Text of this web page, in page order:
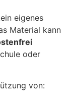
eigenes
Material kann
oder
von: